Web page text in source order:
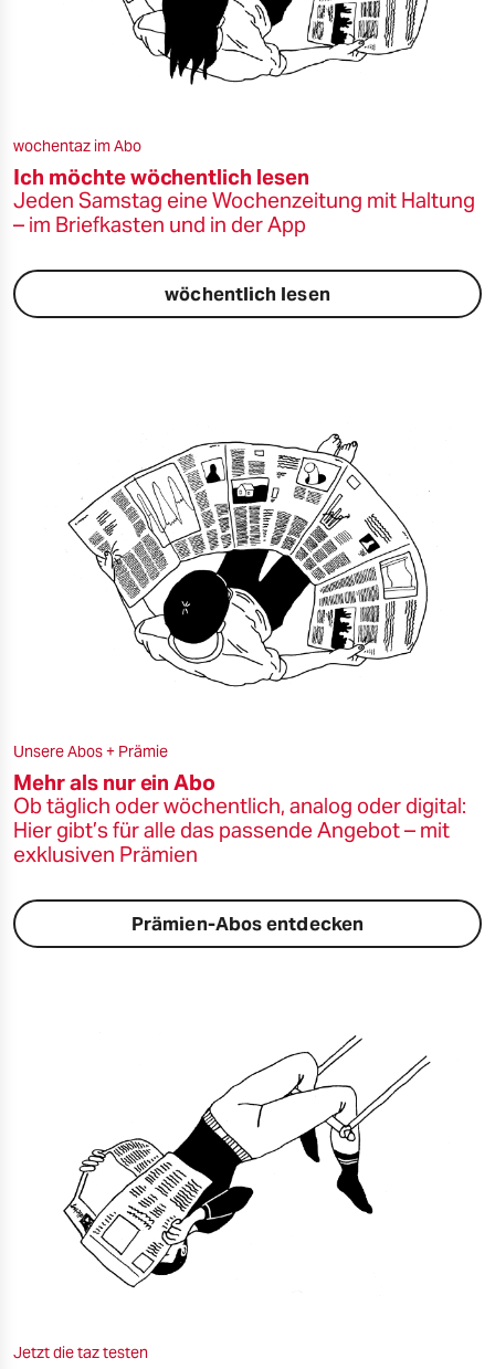
wochentaz im Abo
Ich möchte wöchentlich lesen
Jeden Samstag eine Wochenzeitung mit Haltung
– im Briefkasten und in der App
wöchentlich lesen
Unsere Abos + Prämie
Mehr als nur ein Abo
Ob täglich oder wöchentlich, analog oder digital:
Hier gibt’s für alle das passende Angebot – mit
exklusiven Prämien
Prämien-Abos entdecken
Jetzt die taz testen